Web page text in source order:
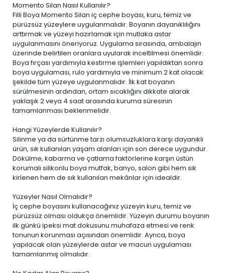
Momento Silan Nasıl Kullanılır?
Filli Boya Momento Silan iç cephe boyası, kuru, temiz ve
pürüzsüz yüzeylere uygulanmalıdır. Boyanın dayanıklılığını
arttırmak ve yüzeyi hazırlamak için mutlaka astar
uygulanmasını öneriyoruz. Uygulama sırasında, ambalajın
üzerinde belirtilen oranlara uyularak inceltilmesi önemlidir.
Boya fırçası yardımıyla kestirme işlemleri yapıldıktan sonra
boya uygulaması, rulo yardımıyla ve minimum 2 kat olacak
şekilde tüm yüzeye uygulanmalıdır. İlk kat boyanın
sürülmesinin ardından, ortam sıcaklığını dikkate alarak
yaklaşık 2 veya 4 saat arasında kuruma süresinin
tamamlanması beklenmelidir.
Hangi Yüzeylerde Kullanılır?
Silinme ya da sürtünme tarzı olumsuzluklara karşı dayanıklı
ürün, sık kullanılan yaşam alanları için son derece uygundur.
Dökülme, kabarma ve çatlama faktörlerine karşın üstün
korumalı silikonlu boya mutfak, banyo, salon gibi hem sık
kirlenen hem de sık kullanılan mekânlar için idealdir.
Yüzeyler Nasıl Olmalıdır?
İç cephe boyasını kullanacağınız yüzeyin kuru, temiz ve
pürüzsüz olması oldukça önemlidir. Yüzeyin durumu boyanın
ilk günkü ipeksi mat dokusunu muhafaza etmesi ve renk
tonunun korunması açısından önemlidir. Ayrıca, boya
yapılacak olan yüzeylerde astar ve macun uygulaması
tamamlanmış olmalıdır.